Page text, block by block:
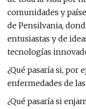
comunidades y
de Pensilvania,
entusiastas y de
tecnologías
¿Qué pasaría si, por
enfermedades de
¿Qué pasaría si